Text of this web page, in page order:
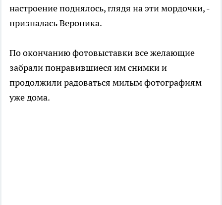
настроение поднялось, глядя на эти мордочки, -
призналась Вероника.
По окончанию фотовыставки все желающие
забрали понравившиеся им снимки и
продолжили радоваться милым фотографиям
уже дома.